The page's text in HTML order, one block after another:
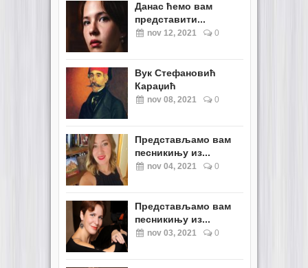
Данас ћемо вам
представити...
nov 12, 2021 0
Вук Стефановић
Караџић
nov 08, 2021 0
Представљамо вам
песникињу из...
nov 04, 2021 0
Представљамо вам
песникињу из...
nov 03, 2021 0